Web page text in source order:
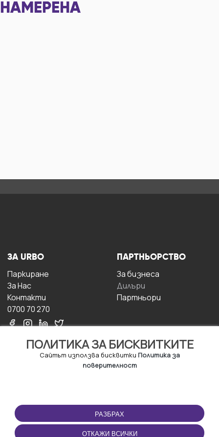
НАМЕРЕНА
ПОЛИТИКА ЗА БИСКВИТКИТЕ
Сайтът използва бисквитки Политика за
поверителност
РАЗБРАХ
ОТКАЖИ ВСИЧКИ
ЗА URBO
Паркиране
За Hас
Контакти
0700 70 270
ПАРТНЬОРСТВО
За бизнесa
Дилъри
Партньори
ПОЛЗВАНЕ
Правила и условия за
ползване
ПРИЛОЖЕНИЕТО